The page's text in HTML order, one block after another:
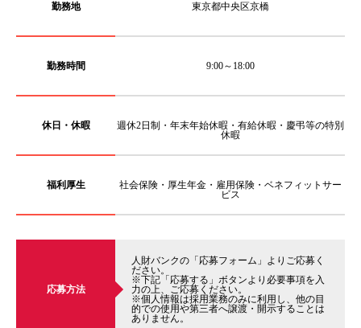
勤務地 東京都中央区京橋
勤務時間 9:00～18:00
休日・休暇
週休2日制・年末年始休暇・有給休暇・慶弔等の特別
休暇
福利厚生
社会保険・厚生年金・雇用保険・ベネフィットサー
ビス
応募方法
人財バンクの「応募フォーム」よりご応募く
ださい。
※下記「応募する」ボタンより必要事項を入
力の上、ご応募ください。
※個人情報は採用業務のみに利用し、他の目
的での使用や第三者へ譲渡・開示することは
ありません。